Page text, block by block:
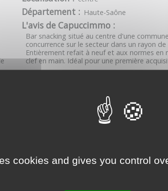
Département : Haute-Saône
L'avis de Capuccimmo :
Bar snacking situé au centre d'une
concurrence sur le secteur dans un rayon de
Entièrement refait à neuf et aux normes en
clef en main. Idéal pour une première
cookies and gives you control